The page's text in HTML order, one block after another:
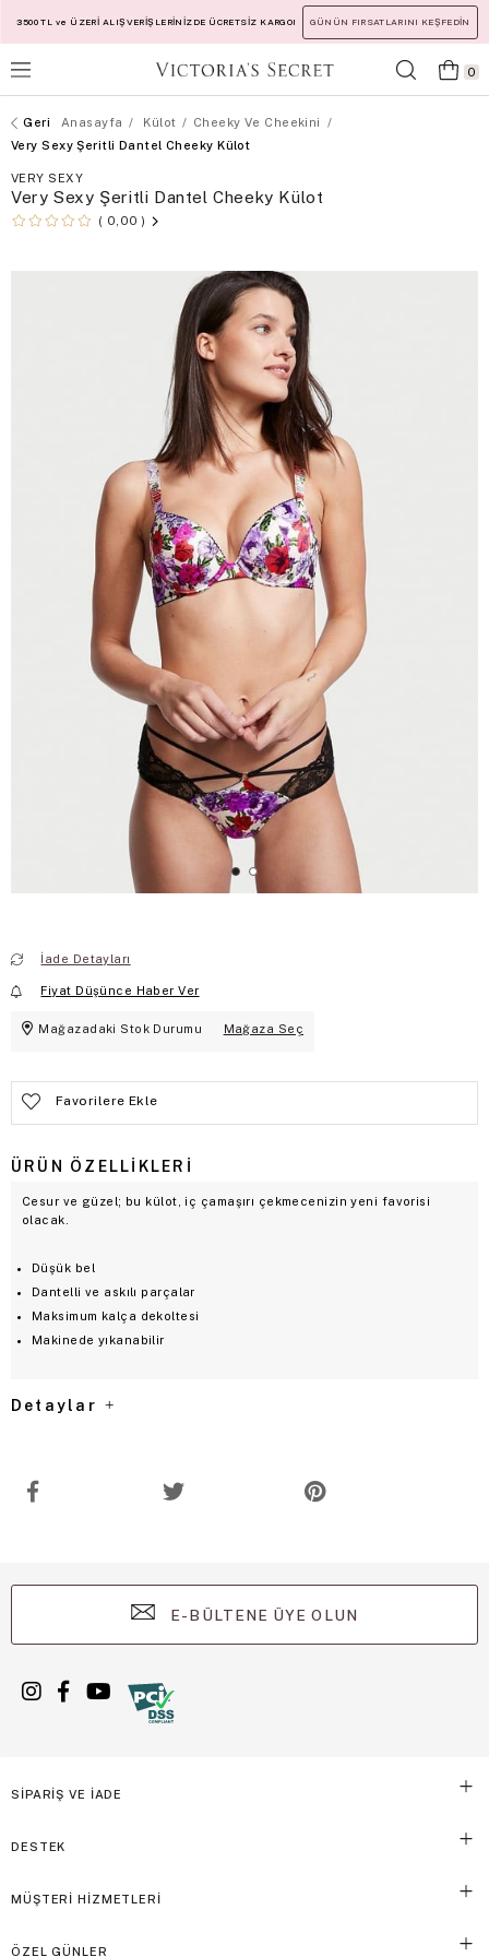
3500 TL ve ÜZERİ ALIŞVERİŞLERİNİZDE ÜCRETSİZ KARGO! GÜNÜN FIRSATLARINI KEŞFEDİN
0
Anasayfa Külot
Cheeky Ve Cheekini
Very Sexy Şeritli Dantel Cheeky Külot
VERY SEXY
Very Sexy Şeritli Dantel Cheeky Külot
0,00
İade Detayları
Fiyat Düşünce Haber Ver
Mağazadaki Stok Durumu Mağaza Seç
Favorilere Ekle
ÜRÜN ÖZELLIKLERI
Cesur ve güzel; bu külot, iç çamaşırı çekmecenizin yeni favorisi
olacak.
Düşük bel
Dantelli ve askılı parçalar
Maksimum kalça dekoltesi
Makinede yıkanabilir
Detaylar
E-BÜLTENE ÜYE OLUN
SİPARİŞ VE İADE
DESTEK
MÜŞTERİ HİZMETLERİ
ÖZEL GÜNLER